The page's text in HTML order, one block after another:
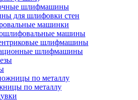
шлифмашины
для шлифовки стен
машинки
машины
шлифмашины
шлифмашины
по металлу